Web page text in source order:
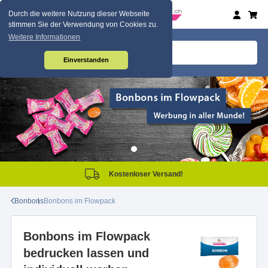
Durch die weitere Nutzung dieser Webseite
stimmen Sie der Verwendung von Cookies zu.
Weitere Informationen
Einverstanden
Kostenloser Versand!
BonbonsBonbons im Flowpack
Bonbons im Flowpack
bedrucken lassen und